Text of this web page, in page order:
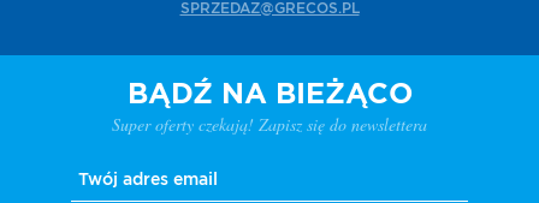
SPRZEDAZ@GRECOS.PL
BĄDŹ NA BIEŻĄCO
Super oferty czekają! Zapisz się do newslettera